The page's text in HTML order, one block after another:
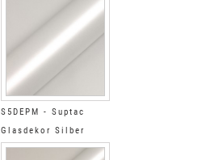
S5DEPM - Suptac
Glasdekor Silber